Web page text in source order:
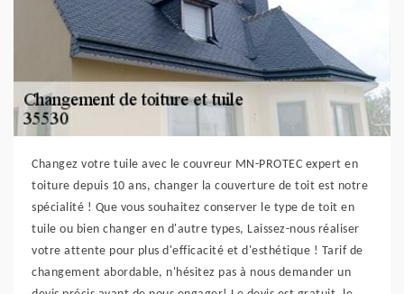
Changez votre tuile avec le couvreur MN-PROTEC expert en
toiture depuis 10 ans, changer la couverture de toit est notre
spécialité ! Que vous souhaitez conserver le type de toit en
tuile ou bien changer en d'autre types, Laissez-nous réaliser
votre attente pour plus d'efficacité et d'esthétique ! Tarif de
changement abordable, n'hésitez pas à nous demander un